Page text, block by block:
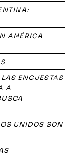
AMÉRICA
ENCUESTAS
A
UNIDOS SON